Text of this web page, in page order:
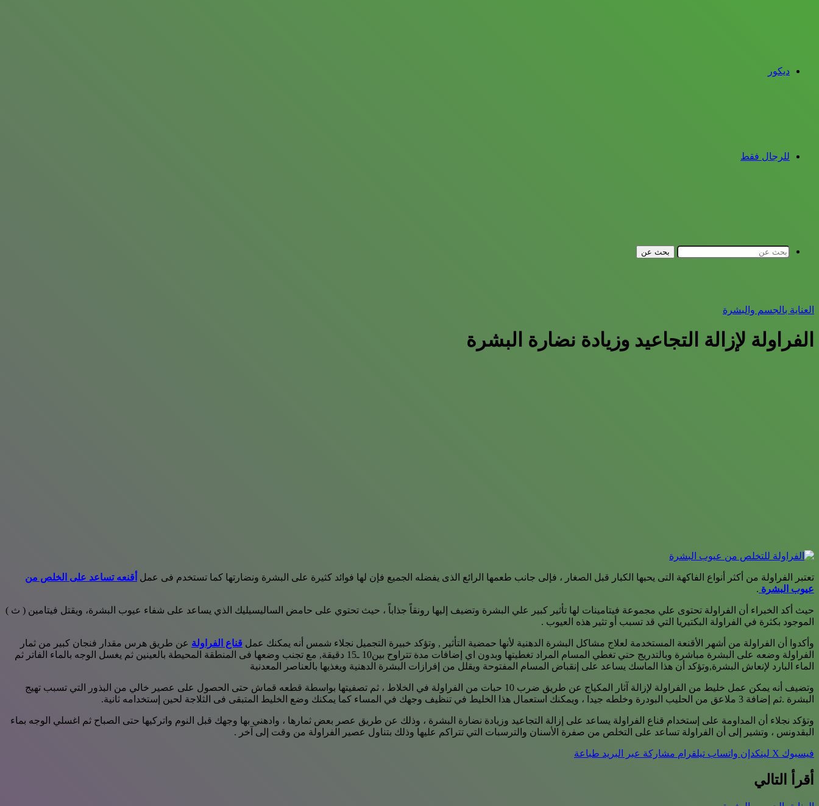
ديكور
للرجال فقط
بحث عن
العناية بالجسم والبشرة
الفراولة لإزالة التجاعيد وزيادة نضارة البشرة
تعتبر الفراولة من أكثر أنواع الفاكهة التى يحبها الكبار قبل الصغار ، فإلى جانب طعمها الرائع الذى يفضله الجميع فإن لها فوائد كثيرة على البشرة ونضارتها كما تستخدم فى عمل أقنعه تساعد على الخلص من
عيوب البشرة .
حيث أكد الخبراء أن الفراولة تحتوى علي مجموعة فيتامينات لها تأثير كبير علي البشرة وتضيف إليها رونقاً جذاباً ، حيث تحتوي على حامض الساليسيليك الذي يساعد على شفاء عيوب البشرة، ويقتل فيتامين ( ث )
الموجود بكثرة في الفراولة البكتيريا التي قد تسبب أو تثير هذه العيوب .
وأكدوا أن الفراولة من أشهر الأقنعة المستخدمة لعلاج مشاكل البشرة الدهنية لأنها حمضية التأثير , وتؤكد خبيرة التجميل نجلاء شمس أنه يمكنك عمل قناع الفراولة عن طريق هرس مقدار فنجان كبير من ثمار
الفراولة وضعه على البشرة مباشرة وبالتدريج حتي تغطي المسام المراد تغطيتها وبدون اي إضافات مدة تتراوح بين10 ـ15 دقيقة, مع تجنب وضعها فى المنطقة المحيطة بالعينين ثم يغسل الوجه بالماء الفاتر ثم
الماء البارد لإنعاش البشرة,وتؤكد أن هذا الماسك يساعد على إنقباض المسام المفتوحة ويقلل من إفرازات البشرة الدهنية ويغذيها بالعناصر المعدنية
وتضيف أنه يمكن عمل خليط من الفراولة لإزالة آثار المكياج عن طريق ضرب 10 حبات من الفراولة في الخلاط ، ثم تصفيتها بواسطة قطعه قماش حتى الحصول على عصير خالي من البذور التي تسبب تهيج
البشرة .ثم إضافة 3 ملاعق من الحليب البودرة وخلطه جيدا ، ويمكنك استعمال هذا الخليط في تنظيف وجهك في المساء كما يمكنك وضع الخليط المتبقى فى الثلاجة لحين إستخدامه ثانية.
وتؤكد نجلاء أن المداومة على إستخدام قناع الفراولة يساعد على إزالة التجاعيد وزيادة نضارة البشرة ، وذلك عن طريق عصر بعض ثمارها ، وادهني بها وجهك قبل النوم واتركيها حتى الصباح ثم اغسلي الوجه بماء
البقدونس ، وتشير إلى أن الفراولة تساعد على التخلص من صفرة الأسنان والترسبات التي تتراكم عليها وذلك بتناول عصير الفراولة من وقت إلى آخر .
فيسبوك ‫X لينكدإن واتساب تيلقرام مشاركة عبر البريد طباعة
أقرأ التالي